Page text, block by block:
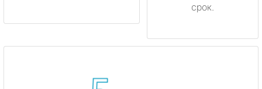
срок.